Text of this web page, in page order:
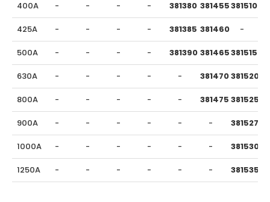
400A - - - - 381380 381455381510
425A - - - - 381385 381460 -
500A - - - - 381390 381465381515
630A - - - - - 381470381520
800A - - - - - 381475 381525
900A - - - - - - 381527
1000A - - - - - - 381530
1250A - - - - - - 381535